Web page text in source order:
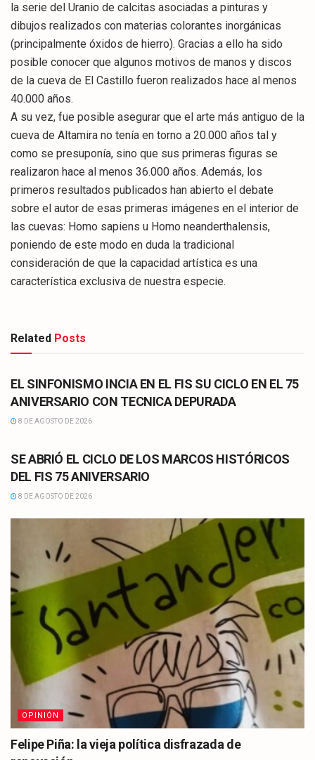
la serie del Uranio de calcitas asociadas a pinturas y
dibujos realizados con materias colorantes inorgánicas
(principalmente óxidos de hierro). Gracias a ello ha sido
posible conocer que algunos motivos de manos y discos
de la cueva de El Castillo fueron realizados hace al menos
40.000 años.
A su vez, fue posible asegurar que el arte más antiguo de la
cueva de Altamira no tenía en torno a 20.000 años tal y
como se presuponía, sino que sus primeras figuras se
realizaron hace al menos 36.000 años. Además, los
primeros resultados publicados han abierto el debate
sobre el autor de esas primeras imágenes en el interior de
las cuevas: Homo sapiens u Homo neanderthalensis,
poniendo de este modo en duda la tradicional
consideración de que la capacidad artística es una
característica exclusiva de nuestra especie.
Related Posts
CULTURA
EL SINFONISMO INCIA EN EL FIS SU CICLO EN EL 75
ANIVERSARIO CON TECNICA DEPURADA
8 DE AGOSTO DE 2026
SE ABRIÓ EL CICLO DE LOS MARCOS HISTÓRICOS
DEL FIS 75 ANIVERSARIO
8 DE AGOSTO DE 2026
OPINIÓN
Felipe Piña: la vieja política disfrazada de